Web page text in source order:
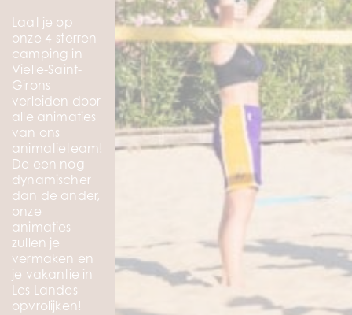
Laat je op
onze 4-sterren
camping in
Vielle-Saint-
Girons
verleiden door
alle animaties
van ons
animatieteam!
De een nog
dynamischer
dan de ander,
onze
animaties
zullen je
vermaken en
je vakantie in
Les Landes
opvrolijken!